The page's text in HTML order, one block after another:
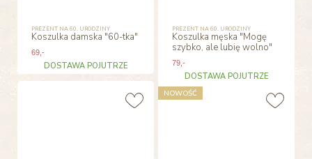
PREZENT NA 60. URODZINY
Koszulka damska "60-tka"
69,-
DOSTAWA POJUTRZE
PREZENT NA 60. URODZINY
Koszulka męska "Mogę
szybko, ale lubię wolno"
79 ,-
DOSTAWA POJUTRZE
NOWOŚĆ